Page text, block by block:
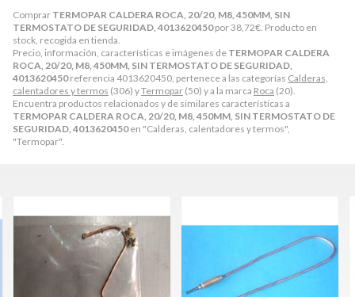
Comprar TERMOPAR CALDERA ROCA, 20/20, M8, 450MM, SIN
TERMOSTATO DE SEGURIDAD, 4013620450por38,72€ . Producto en
stock, recogida en tienda.
Precio, información, características e imágenes de TERMOPAR CALDERA
ROCA, 20/20, M8, 450MM, SIN TERMOSTATO DE SEGURIDAD,
4013620450referencia 4013620450, pertenece a las categorías Calderas,
calentadores y termos (306) yTermopar (50) y a la marca Roca (20).
Encuentra productos relacionados y de similares características a
TERMOPAR CALDERA ROCA, 20/20, M8, 450MM, SIN TERMOSTATO DE
SEGURIDAD, 4013620450en "Calderas, calentadores y termos",
"Termopar".